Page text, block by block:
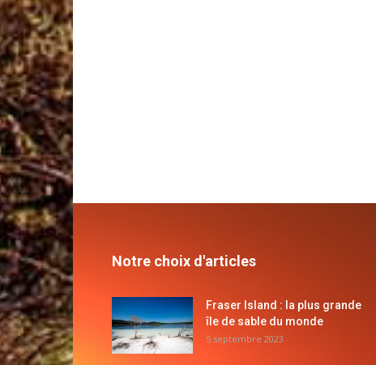
Notre choix d'articles
Fraser Island : la plus grande
île de sable du monde
5 septembre 2023